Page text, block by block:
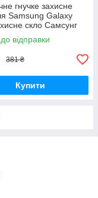
гнучке захисне
Samsung Galaxy
скло Самсунг
гнучко
відправки
381 ₴
Купити